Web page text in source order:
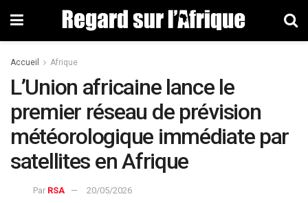
Accueil Afrique
L’Union africaine lance le
premier réseau de prévision
météorologique immédiate par
satellites en Afrique
Par RSA 20/05/2026